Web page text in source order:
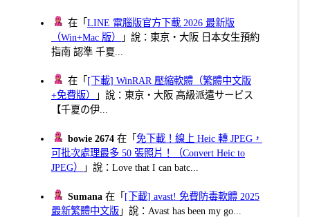
在「LINE 電腦版官方下載 2026 最新版
（Win+Mac 版）
」說：東京・大阪 日本女生預約
指南 認準 千夏...
在「 [下載] WinRAR 壓縮軟體（繁體中文版
+免費版）
」說：東京・大阪 高級派遣サービス
【千夏の伊...
bowie 2674 在「免下載！線上 Heic 轉 JPEG，
可批次處理最多 50 張照片！（Convert Heic to
JPEG）
」說：Love that I can batc...
Sumana 在「 [下載] avast! 免費防毒軟體 2025
最新繁體中文版 」說：Avast has been my go...